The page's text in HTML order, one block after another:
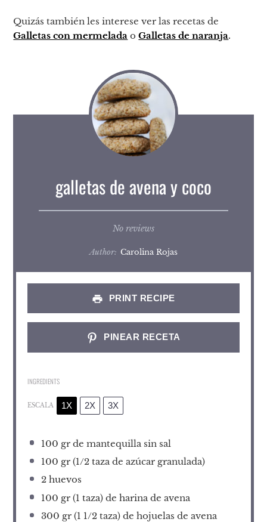
Quizás también les interese ver las recetas de
Galletas con mermelada oGalletas de naranja.
galletas de avena y coco
No reviews
Author: Carolina Rojas
PRINT RECIPE
PINEAR RECETA
INGREDIENTS
ESCALA 1X 2X 3X
100 gr de mantequilla sin sal
100 gr (1/2 taza de azúcar granulada)
2huevos
100 gr (1 taza) de harina de avena
300 gr (1 1/2 taza) de hojuelas de avena